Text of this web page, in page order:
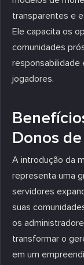
transparentes e
Ele capacita os
comunidades
responsabilidade
jogadores.
Donos
A introdução da
representa uma
servidores
suas
os
transformar o
em um